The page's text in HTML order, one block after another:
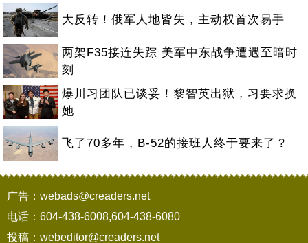
大反转！俄军人地皆失，主动权首次易手
两架F35接连失踪 美军中东战争遭遇至暗时
刻
爆川习团队已谈妥！黎智英出狱，习要求换
她
飞了70多年，B-52的接班人终于要来了？
广告：webads@creaders.net
电话：604-438-6008,604-438-6080
投稿：webeditor@creaders.net